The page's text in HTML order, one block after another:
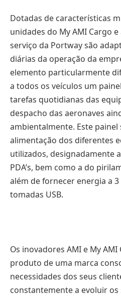
Dotadas de características
unidades do My AMI Cargo
serviço da Portway são
diárias da operação da
elemento particularmente
a todos os veículos um
tarefas quotidianas das
despacho das aeronaves
ambientalmente. Este
alimentação dos diferentes
utilizados, designadamente
PDA’s, bem como a do
além de fornecer energia a 3
tomadas USB.
Os inovadores AMI e My
produto de uma marca
necessidades dos seus
constantemente a evoluir